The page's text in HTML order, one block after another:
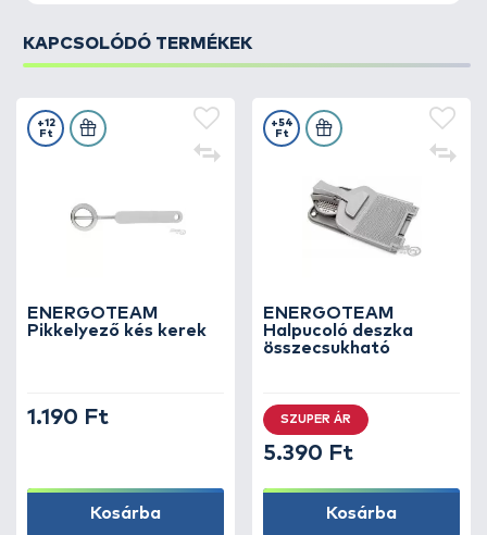
KAPCSOLÓDÓ TERMÉKEK
ENERGOTEAM
Pikkelyező kés kerek
+12
Ft
1.190 Ft
Kosárba
ENERGOTEAM
Halpucoló deszka
összecsukható
+54
Ft
SZUPER ÁR
5.390 Ft
Kosárba